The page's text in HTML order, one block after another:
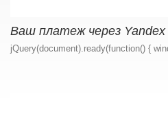
Ваш платеж через
jQuery(document).ready(function() {